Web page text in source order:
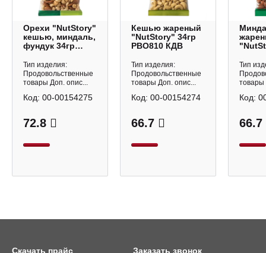
Орехи "NutStory"
кешью, миндаль,
фундук 34гр
Тип изделия:
Продовольственные
товары Доп. опис...
72.8
Код: 00-00154275
Кешью жареный
"NutStory" 34гр
РВО810 КДВ
Тип изделия:
Продовольственные
товары Доп. опис...
66.7
Код: 00-00154274
Тип
товары
66.7
Код:
Заказать звонок
Скачать прайс